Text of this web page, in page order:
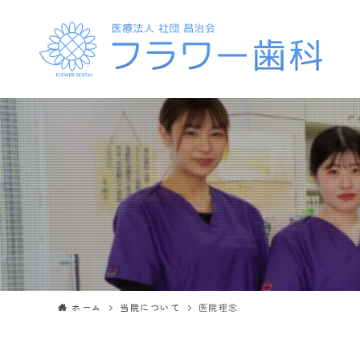
ホーム 当院について 医院理念